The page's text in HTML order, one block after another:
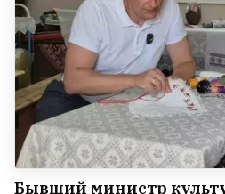
Бывший министр